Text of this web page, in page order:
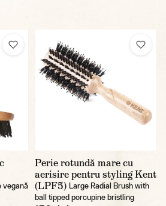
vegană
Perie rotundă mare cu
aerisire pentru styling Kent
(LPF5) Large Radial Brush with
ball tipped porcupine bristling